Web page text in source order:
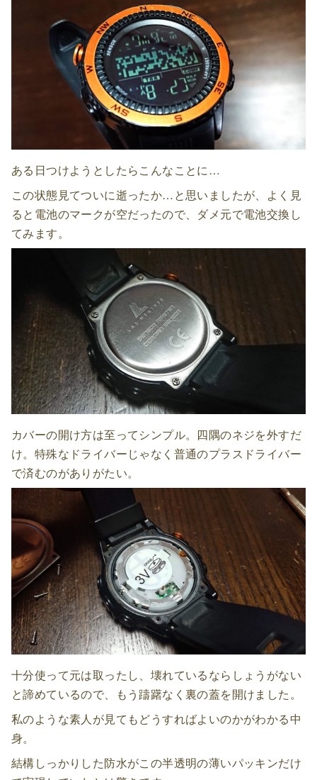
ある日つけようとしたらこんなことに…
この状態見てついに逝ったか…と思いましたが、よく見
ると電池のマークが空だったので、ダメ元で電池交換し
てみます。
カバーの開け方は至ってシンプル。四隅のネジを外すだ
け。特殊なドライバーじゃなく普通のプラスドライバー
で済むのがありがたい。
十分使って元は取ったし、壊れているならしょうがない
と諦めているので、もう躊躇なく裏の蓋を開けました。
私のような素人が見てもどうすればよいのかがわかる中
身。
結構しっかりした防水がこの半透明の薄いパッキンだけ